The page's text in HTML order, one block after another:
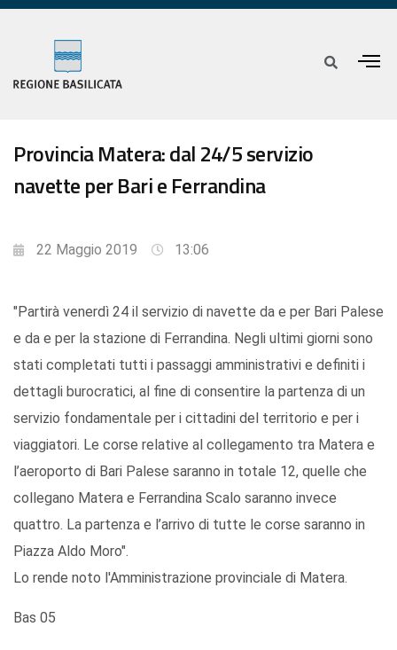
Provincia Matera: dal 24/5 servizio
navette per Bari e Ferrandina
22 Maggio 2019 13:06
"Partirà venerdì 24 il servizio di navette da e per Bari Palese
e da e per la stazione di Ferrandina. Negli ultimi giorni sono
stati completati tutti i passaggi amministrativi e definiti i
dettagli burocratici, al fine di consentire la partenza di un
servizio fondamentale per i cittadini del territorio e per i
viaggiatori. Le corse relative al collegamento tra Matera e
l’aeroporto di Bari Palese saranno in totale 12, quelle che
collegano Matera e Ferrandina Scalo saranno invece
quattro. La partenza e l’arrivo di tutte le corse saranno in
Piazza Aldo Moro".
Lo rende noto l'Amministrazione provinciale di Matera.
Bas 05